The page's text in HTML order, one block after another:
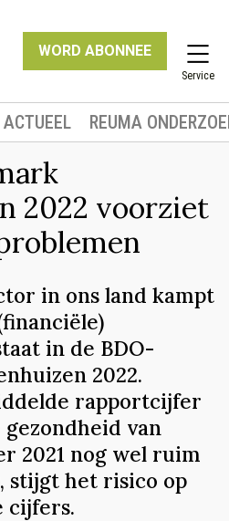
WORD ABONNEE
Service
ACTUEEL REUMA
2022 voorziet
in ons land kampt
in de BDO-
2022.
rapportcijfer
van
2021 nog wel ruim
stijgt het risico op
cijfers.